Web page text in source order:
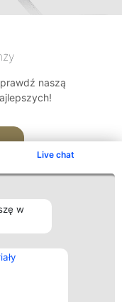
Live chat
w
naszą
Kontakt
Kontakt